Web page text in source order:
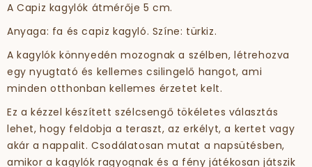
A Capiz kagylók átmérője 5 cm.
Anyaga: fa és capiz kagyló. Színe: türkiz.
A kagylók könnyedén mozognak a szélben, létrehozva
egy nyugtató és kellemes csilingelő hangot, ami
minden otthonban kellemes érzetet kelt.
Ez a kézzel készített szélcsengő tökéletes választás
lehet, hogy feldobja a teraszt, az erkélyt, a kertet vagy
akár a nappalit. Csodálatosan mutat a napsütésben,
amikor a kagylók ragyognak és a fény játékosan játszik